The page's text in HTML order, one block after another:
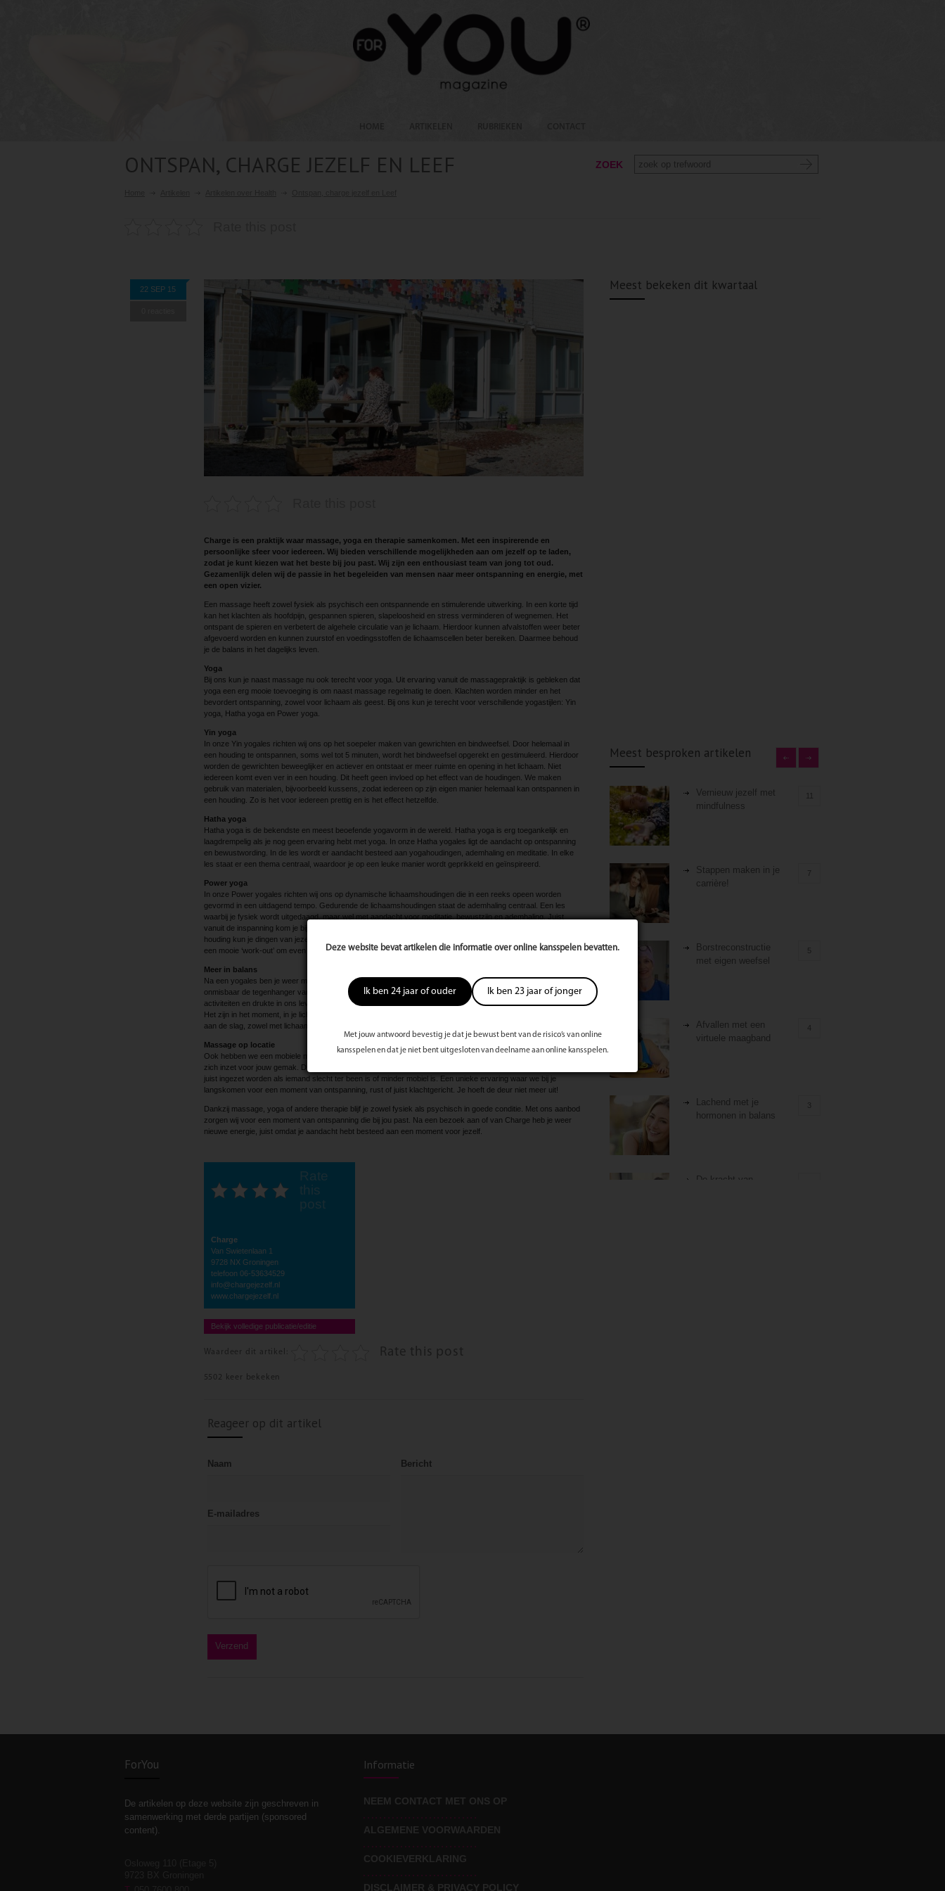
Deze website bevat artikelen die informatie over online kansspelen bevatten.
Ik ben 24 jaar of ouder Ik ben 23 jaar of jonger
Met jouw antwoord bevestig je dat je bewust bent van de risico’s van online
kansspelen en dat je niet bent uitgesloten van deelname aan online kansspelen.
ONTSPAN, CHARGE JEZELF EN LEEF ZOEK
22 SEP 15
Charge is een praktijk waar massage, yoga en therapie samenkomen. Met een inspirerende en
persoonlijke sfeer voor iedereen. Wij bieden verschillende mogelijkheden aan om jezelf op te laden,
zodat je kunt kiezen wat het beste bij jou past. Wij zijn een enthousiast team van jong tot oud.
Gezamenlijk delen wij de passie in het begeleiden van mensen naar meer ontspanning en energie, met
een open vizier.
Een massage heeft zowel fysiek als psychisch een ontspannende en stimulerende uitwerking. In een korte tijd
kan het klachten als hoofdpijn, gespannen spieren, slapeloosheid en stress verminderen of wegnemen. Het
ontspant de spieren en verbetert de algehele circulatie van je lichaam. Hierdoor kunnen afvalstoffen weer beter
afgevoerd worden en kunnen zuurstof en voedingsstoffen de lichaams­cellen beter bereiken. Daarmee behoud
je de balans in het dagelijks leven.
Yoga
Bij ons kun je naast massage nu ook terecht voor yoga. Uit ervaring vanuit de massagepraktijk is gebleken dat
yoga een erg mooie toevoeging is om naast massage regelmatig te doen. Klachten worden minder en het
bevordert ontspanning, zowel voor lichaam als geest. Bij ons kun je terecht voor verschillende yogastijlen: Yin
yoga, Hatha yoga en Power yoga.
Yin yoga
In onze Yin yogales richten wij ons op het soepeler maken van gewrichten en bindweefsel. Door helemaal in
een houding te ontspannen, soms wel tot 5 minuten, wordt het bindweefsel opgerekt en gestimuleerd. Hierdoor
worden de gewrichten beweeglijker en actiever en ontstaat er meer ruimte en opening in het lichaam. Niet
iedereen komt even ver in een houding. Dit heeft geen invloed op het effect van de houdingen. We maken
gebruik van materialen, bijvoorbeeld kussens, zodat iedereen op zijn eigen manier helemaal kan ontspannen in
een houding. Zo is het voor iedereen prettig en is het effect hetzelfde.
Hatha yoga
Hatha yoga is de bekendste en meest beoefende yogavorm in de wereld. Hatha yoga is erg toegankelijk en
laagdrempelig als je nog geen ervaring hebt met yoga. In onze Hatha yogales ligt de aandacht op ontspanning
en bewustwording. In de les wordt er aandacht besteed aan yogahoudingen, ademhaling en meditatie. In elke
les staat er een thema centraal, waardoor je op een leuke manier wordt geprikkeld en geïnspireerd.
Power yoga
In onze Power yogales richten wij ons op dynamische lichaamshoudingen die in een reeks opeen worden
gevormd in een uitdagend tempo. Gedurende de lichaamshoudingen staat de ademhaling centraal. Een les
waarbij je fysiek wordt uitgedaagd, maar wel met aandacht voor meditatie, bewustzijn en ademhaling. Juist
vanuit de inspanning kom je bij Power yoga in de ontspanning. Je ontdekt je lichaam en verlegt grenzen. In elke
houding kun je dingen van jezelf tegenkomen. Dit kan confronterend zijn of juist een verademing. Power yoga is
een mooie ‘work-out’ om even stil te staan bij je lichaam, geest en ademhaling.
Meer in balans
Na een yogales ben je weer meer in balans. De rust en ontspanning heeft dit keer de aandacht gekregen. Dit is
onmisbaar de tegenhanger van ons snelle en met vele prikkels gepaard gaande hedendaagse leven. De vele
activiteiten en drukte in ons leven maken het lichaam moe en stijf. Yoga heeft alles te maken met mindfullness.
Het zijn in het moment, in je lichaam, de ruimte en je gevoel. Met yoga ga je op een bewuste manier met jezelf
aan de slag, zowel met lichaam als geest.
Massage op locatie
Ook hebben we een mobiele massageservice in Groningen en omstreken. Een nuchtere, flexibele service die
zich inzet voor jouw gemak. Dit kan bijvoorbeeld een leuke ontspannende verrassing zijn voor een geliefde, of
juist ingezet worden als iemand slecht ter been is of minder mobiel is. Een unieke ervaring waar we bij je
langskomen voor een moment van ontspanning, rust of juist klachtgericht. Je hoeft de deur niet meer uit!
Dankzij massage, yoga of andere therapie blijf je zowel fysiek als psychisch in goede conditie. Met ons aanbod
zorgen wij voor een moment van ontspanning die bij jou past. Na een bezoek aan of van Charge heb je weer
nieuwe energie, juist omdat je aandacht hebt besteed aan een moment voor jezelf.
Rate
this
post
Charge
Van Swietenlaan 1
9728 NX Groningen
telefoon 06-53634529
info@chargejezelf.nl
www.chargejezelf.nl
Bekijk volledige publicatie/editie
Waardeer dit artikel: Rate this post
5502 keer bekeken
Reageer op dit artikel
Naam
E-mailadres
Bericht
Meest bekeken dit kwartaal
Meest besproken artikelen
Vernieuw jezelf met
mindfulness
Stappen maken in je
carrière!
7
Borstreconstructie
met eigen weefsel
5
Afvallen met een
virtuele maagband
4
Lachend met je
hormonen in balans
3
De kracht van
ForYou
De artikelen op deze website zijn geschreven in
samenwerking met derde partijen (sponsored
content).
Informatie
NEEM CONTACT MET ONS OP
ALGEMENE VOORWAARDEN
COOKIEVERKLARING
DISCLAIMER & PRIVACY POLICY